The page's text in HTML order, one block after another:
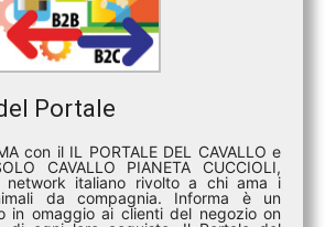
Portale
con il IL PORTALE DEL CAVALLO e
CAVALLO PIANETA CUCCIOLI,
network italiano rivolto a chi ama i
da compagnia. Informa è un
in omaggio ai clienti del negozio on